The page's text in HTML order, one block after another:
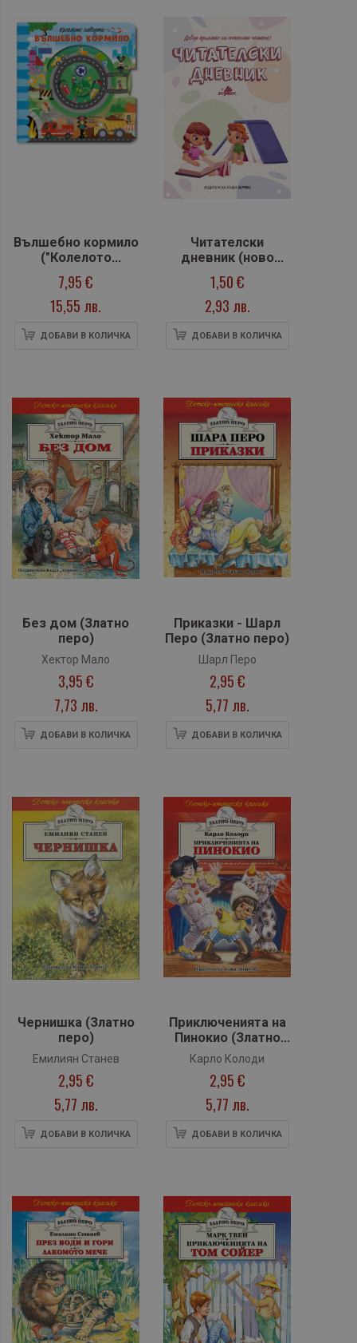
Вълшебно кормило
("Колелото
завърти")
7,95 €
15,55 лв.
ДОБАВИ В КОЛИЧКА
Читателски
дневник (ново
издание)
1,50 €
2,93 лв.
ДОБАВИ В КОЛИЧКА
Без дом (Златно
перо)
Хектор Мало
3,95 €
7,73 лв.
ДОБАВИ В КОЛИЧКА
Приказки - Шарл
Перо (Златно перо)
Шарл Перо
2,95 €
5,77 лв.
ДОБАВИ В КОЛИЧКА
Чернишка (Златно
перо)
Емилиян Станев
2,95 €
5,77 лв.
ДОБАВИ В КОЛИЧКА
Приключенията на
Пинокио (Златно
перо)
Карло Колоди
2,95 €
5,77 лв.
ДОБАВИ В КОЛИЧКА